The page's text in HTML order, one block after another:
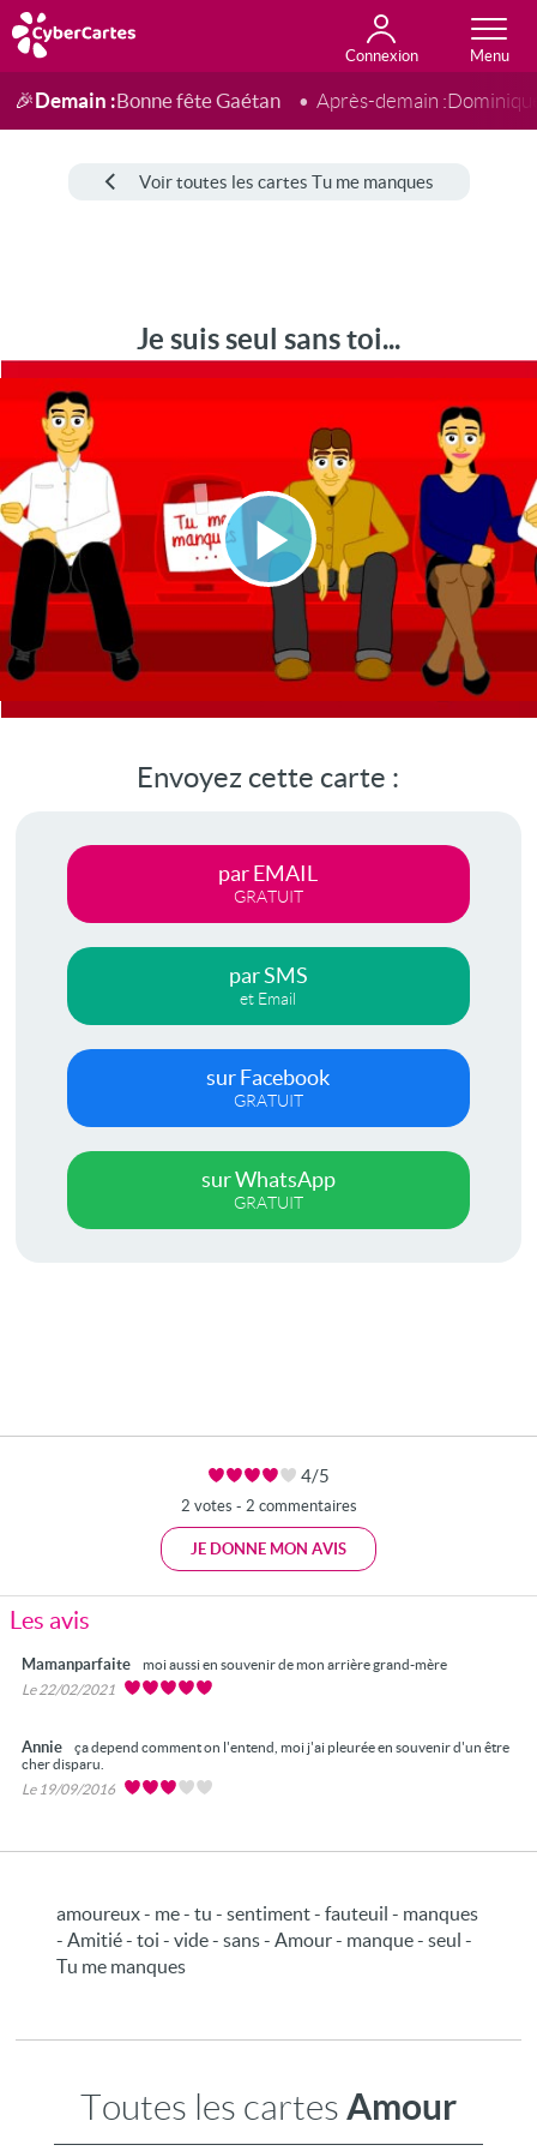
Connexion
Anniversaire
Fête du jour
Amour
Amitié
Merci
Toutes les cartes
🎉Demain :Bonne fête Gaétan Après-demain :
Voir toutes les cartes Tu me manques
Je suis seul sans toi...
Lire
la
vidéo
Envoyez cette carte :
par EMAIL
GRATUIT
par SMS
et Email
sur Facebook
GRATUIT
sur WhatsApp
GRATUIT
4/5
2 votes - 2 commentaires
JE DONNE MON AVIS
Les avis
Mamanparfaite
moi aussi en souvenir de mon arrière grand-mère
Le 22/02/2021
Annie
ça depend comment on l'entend, moi j'ai pleurée en souvenir d'un être
cher disparu.
Le 19/09/2016
amoureux - me - tu - sentiment - fauteuil - manques
- Amitié - toi - vide - sans - Amour - manque - seul -
Tu me manques
Toutes les cartes Amour